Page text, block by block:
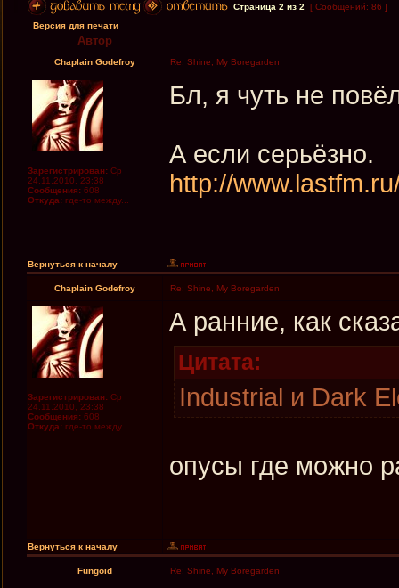
Страница 2 из 2
[ Сообщений: 86 ]
Версия для печати
Автор
Chaplain Godefroy Re: Shine, My Boregarden
Зарегистрирован: Ср
24.11.2010, 23:38
Сообщения: 608
Откуда: где-то между...
Бл, я чуть не
А если серьёзно.
http://
Вернуться к началу
Chaplain Godefroy Re: Shine, My Boregarden
Зарегистрирован: Ср
24.11.2010, 23:38
Сообщения: 608
Откуда: где-то между...
А ранние, как
Цитата:
Industrial и Dark
опусы где можно
Вернуться к началу
Fungoid Re: Shine, My Boregarden